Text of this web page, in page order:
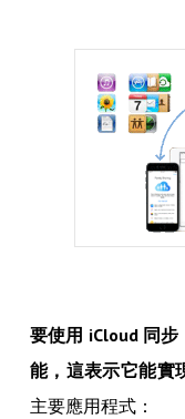
要使用 iCloud 同
能，這表示它能實
主要應用程式：